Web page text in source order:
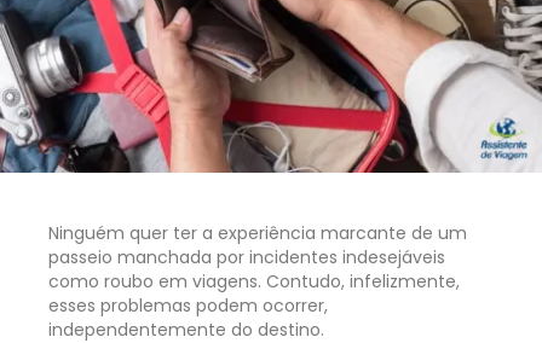
Ninguém quer ter a experiência marcante de um
passeio manchada por incidentes indesejáveis
como roubo em viagens. Contudo, infelizmente,
esses problemas podem ocorrer,
independentemente do destino.